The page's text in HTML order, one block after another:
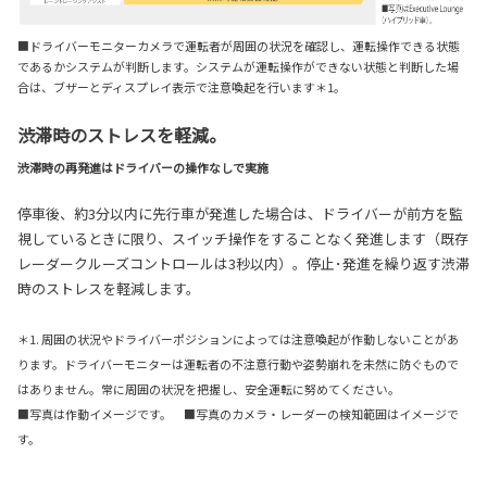
■ドライバーモニターカメラで運転者が周囲の状況を確認し、運転操作できる状態
であるかシステムが判断します。システムが運転操作ができない状態と判断した場
合は、ブザーとディスプレイ表示で注意喚起を行います＊1。
渋滞時のストレスを軽減。
渋滞時の再発進はドライバーの操作なしで実施
停車後、約3分以内に先行車が発進した場合は、ドライバーが前方を監
視しているときに限り、スイッチ操作をすることなく発進します（既存
レーダークルーズコントロールは3秒以内）。停止･発進を繰り返す渋滞
時のストレスを軽減します。
＊1. 周囲の状況やドライバーポジションによっては注意喚起が作動しないことがあ
ります。ドライバーモニターは運転者の不注意行動や姿勢崩れを未然に防ぐもので
はありません。常に周囲の状況を把握し、安全運転に努めてください。
■写真は作動イメージです。 ■写真のカメラ・レーダーの検知範囲はイメージで
す。